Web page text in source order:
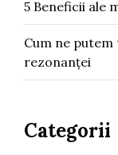
5 Beneficii ale
Cum ne
rezonanței
Categorii